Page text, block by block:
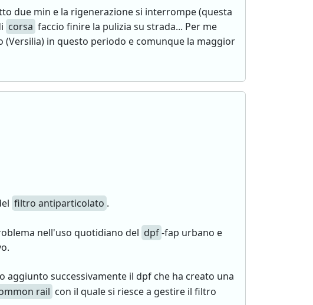
due min e la rigenerazione si interrompe (questa
corsa faccio finire la pulizia su strada... Per me
in questo periodo e comunque la maggior
filtro antiparticolato .
nell'uso quotidiano del dpf-fap urbano e
aggiunto successivamente il dpf che ha creato una
rail con il quale si riesce a gestire il filtro